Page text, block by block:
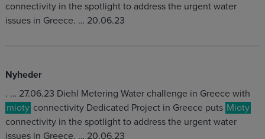
connectivity in the spotlight to address the urgent water
issues in Greece. … 20.06.23
Nyheder
. … 27.06.23 Diehl Metering Water challenge in Greece with
mioty connectivity Dedicated Project in Greece puts Mioty
connectivity in the spotlight to address the urgent water
issues in Greece. … 20.06.23